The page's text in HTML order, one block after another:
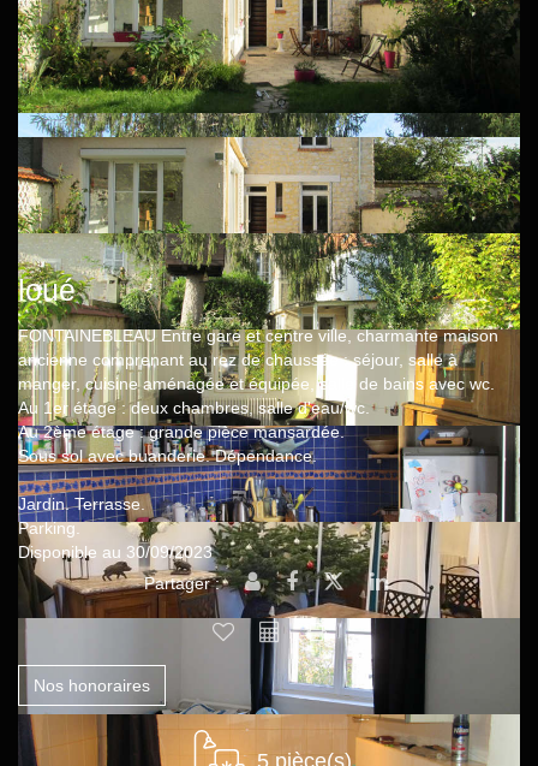
loué
FONTAINEBLEAU Entre gare et centre ville, charmante maison
ancienne comprenant au rez de chaussée : séjour, salle à
manger, cuisine aménagée et équipée, salle de bains avec wc.
Au 1er étage : deux chambres, salle d'eau/wc.
Au 2ème étage : grande pièce mansardée.
Sous sol avec buanderie. Dépendance.
Jardin. Terrasse.
Parking.
Disponible au 30/09/2023
Partager :
Nos honoraires
5 pièce(s)